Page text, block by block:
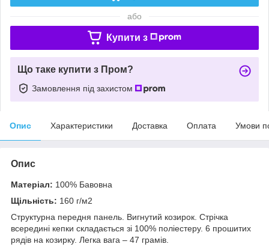
або
Купити з
Що таке купити з Пром?
Замовлення під захистом
Опис Характеристики Доставка Оплата Умови
Опис
Матеріал: 100% Бавовна
Щільність: 160 г/м2
Структурна передня панель. Вигнутий козирок. Стрічка
всередині кепки складається зі 100% поліестеру. 6 прошитих
рядів на козирку. Легка вага – 47 грамів.